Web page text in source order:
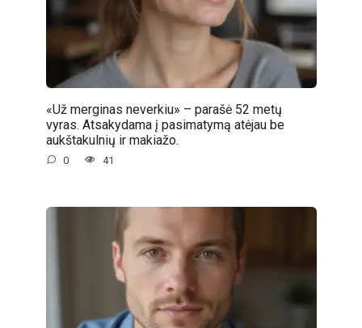
«Už merginas neverkiu» – parašė 52 metų
vyras. Atsakydama į pasimatymą atėjau be
aukštakulnių ir makiažo.
0 41